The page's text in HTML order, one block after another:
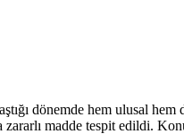
dönemde hem ulusal
madde tespit edildi.